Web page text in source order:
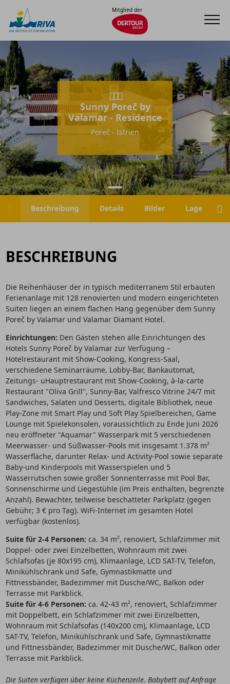
Mitglied der
Sunny Poreč by
Valamar - Residence
Poreč - Istrien
Beschreibung Details Bilder Lage
BESCHREIBUNG
Die Reihenhäuser der in typisch mediterranem Stil erbauten
Ferienanlage mit 128 renovierten und modern eingerichteten
Suiten liegen an einem flachen Hang gegenüber dem Sunny
Poreč by Valamar und Valamar Diamant Hotel.
Einrichtungen: Den Gästen stehen alle Einrichtungen des
Hotels Sunny Poreč by Valamar zur Verfügung –
Hotelrestaurant mit Show-Cooking, Kongress-Saal,
verschiedene Seminarräume, Lobby-Bar, Bankautomat,
Zeitungs- uHauptrestaurant mit Show-Cooking, à-la-carte
Restaurant "Oliva Grill", Sunny-Bar, Valfresco Vitrine 24/7 mit
Sandwiches, Salaten und Desserts, digitale Bibliothek, neue
Play-Zone mit Smart Play und Soft Play Spielbereichen, Game
Lounge mit Spielekonsolen, voraussichtlich zu Ende Juni 2026
neu eröffneter "Aquamar" Wasserpark mit 5 verschiedenen
Meerwasser- und Süßwasser-Pools mit insgesamt 1.378 m²
Wasserfläche, darunter Relax- und Activity-Pool sowie separate
Baby-und Kinderpools mit Wasserspielen und 5
Wasserrutschen sowie großer Sonnenterrasse mit Pool Bar,
Sonnenschirme und Liegestühle (im Preis enthalten, begrenzte
Anzahl). Bewachter, teilweise beschatteter Parkplatz (gegen
Gebühr; 3 € pro Tag). WiFi-Internet im gesamten Hotel
verfügbar (kostenlos).
Suite für 2-4 Personen: ca. 34 m², renoviert, Schlafzimmer mit
Doppel- oder zwei Einzelbetten, Wohnraum mit zwei
Schlafsofas (je 80x195 cm), Klimaanlage, LCD SAT-TV, Telefon,
Minikühlschrank und Safe, Gymnastikmatte und
Fittnessbänder, Badezimmer mit Dusche/WC, Balkon oder
Terrasse mit Parkblick.
Suite für 4-6 Personen: ca. 42-43 m², renoviert, Schlafzimmer
mit Doppelbett, ein Schlafzimmer mit zwei Einzelbetten,
Wohnraum mit Schlafsofas (140x200 cm), Klimaanlage, LCD
SAT-TV, Telefon, Minikühlschrank und Safe, Gymnastikmatte
und Fittnessbänder, Badezimmer mit Dusche/WC, Balkon oder
Terrasse mit Parkblick.
Die Suiten verfügen über keine Küchenzeile. Babybett auf Anfrage